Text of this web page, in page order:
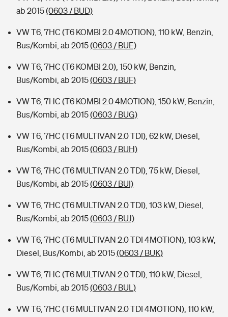
ab 2015(0603 / BUD)
VW T6, 7HC (T6 KOMBI 2.0 4MOTION), 110 kW, Benzin,
Bus/Kombi, ab 2015(0603 / BUE)
VW T6, 7HC (T6 KOMBI 2.0), 150 kW, Benzin,
Bus/Kombi, ab 2015(0603 / BUF)
VW T6, 7HC (T6 KOMBI 2.0 4MOTION), 150 kW, Benzin,
Bus/Kombi, ab 2015(0603 / BUG)
VW T6, 7HC (T6 MULTIVAN 2.0 TDI), 62 kW, Diesel,
Bus/Kombi, ab 2015(0603 / BUH)
VW T6, 7HC (T6 MULTIVAN 2.0 TDI), 75 kW, Diesel,
Bus/Kombi, ab 2015(0603 / BUI)
VW T6, 7HC (T6 MULTIVAN 2.0 TDI), 103 kW, Diesel,
Bus/Kombi, ab 2015(0603 / BUJ)
VW T6, 7HC (T6 MULTIVAN 2.0 TDI 4MOTION), 103 kW,
Diesel, Bus/Kombi, ab 2015(0603 / BUK)
VW T6, 7HC (T6 MULTIVAN 2.0 TDI), 110 kW, Diesel,
Bus/Kombi, ab 2015(0603 / BUL)
VW T6, 7HC (T6 MULTIVAN 2.0 TDI 4MOTION), 110 kW,